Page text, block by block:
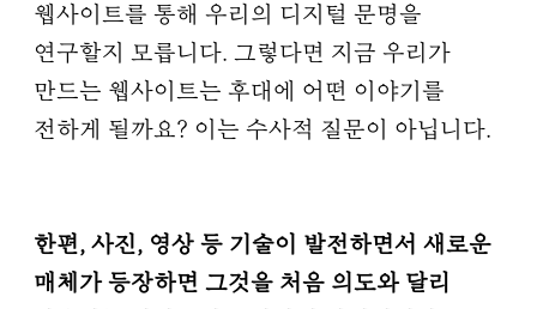
웹사이트를 통해 우리의 디지털 문명을
연구할지 모릅니다. 그렇다면 지금 우리가
만드는 웹사이트는 후대에 어떤 이야기를
전하게 될까요? 이는 수사적 질문이 아닙니다.
한편, 사진, 영상 등 기술이 발전하면서 새로운
매체가 등장하면 그것을 처음 의도와 달리